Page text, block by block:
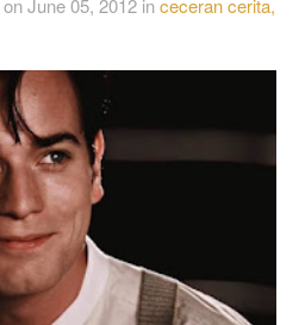
onJune 05, 2012 inceceran cerita,